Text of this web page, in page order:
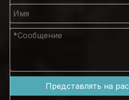
Представлять на